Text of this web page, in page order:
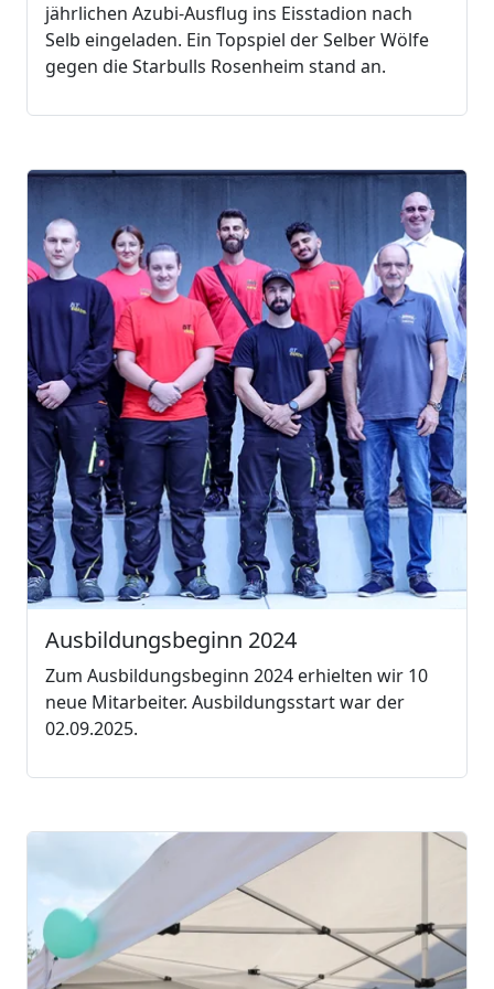
jährlichen Azubi-Ausflug ins Eisstadion nach
Selb eingeladen. Ein Topspiel der Selber Wölfe
gegen die Starbulls Rosenheim stand an.
Ausbildungsbeginn 2024
Zum Ausbildungsbeginn 2024 erhielten wir 10
neue Mitarbeiter. Ausbildungsstart war der
02.09.2025.